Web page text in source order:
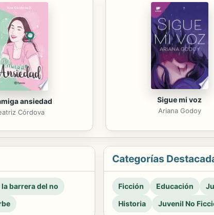
ansiedad
Córdova
Sigue mi voz
Ariana Godoy
barrera del no
Categorías
Ficción Educación
Historia
Juvenil No